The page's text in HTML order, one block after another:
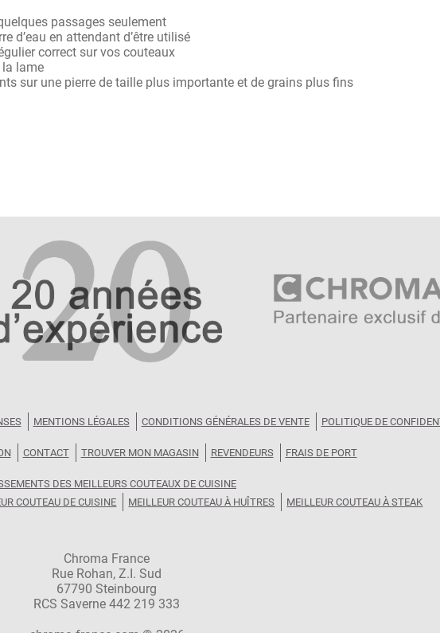
passages seulement
d’eau en attendant d’être utilisé
correct sur vos couteaux
lame
sur une pierre de taille plus importante et de grains plus fins
MENTIONS LÉGALES CONDITIONS GÉNÉRALES DE VENTE POLITIQUE DE
CONTACT TROUVER MON MAGASIN REVENDEURS FRAIS DE PORT
DES MEILLEURS COUTEAUX DE CUISINE
COUTEAU DE CUISINE MEILLEUR COUTEAU À HUÎTRES MEILLEUR COUTEAU À STEAK
Chroma France
Rue Rohan, Z.I. Sud
67790 Steinbourg
RCS Saverne 442 219 333